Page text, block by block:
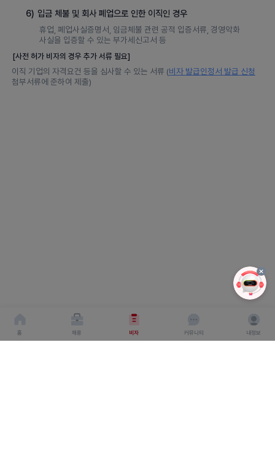
홈 채용 비자 커뮤니티 내정보
6) 입금 체불 및 회사 폐업으로 인한 이직인 경우
휴업, 폐업사실증명서, 임금체불 관련 공적 입증서류, 경영악화
사실을 입증할 수 있는 부가세신고서 등
[사전 허가 비자의 경우 추가 서류 필요]
이직 기업의 자격요건 등을 심사할 수 있는 서류 (비자 발급인정서 발급 신청
첨부서류에 준하여 제출)